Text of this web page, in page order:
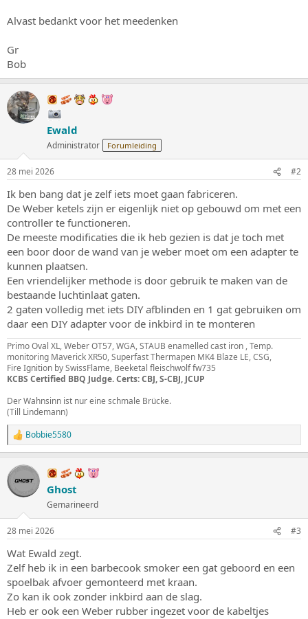
Alvast bedankt voor het meedenken
Gr
Bob
Ewald
Administrator Forumleiding
28 mei 2026 #2
Ik ben bang dat je zelf iets moet gaan fabriceren.
De Weber ketels zijn er eigenlijk niet op gebouwd om met een
controller te functioneren.
De meeste modificaties die ik heb gezien is dat je toch met
een boor door de wand van je weber moet om een adapter te
kunnen plaatsen.
Een vriendelijker methode is door gebruik te maken van de
bestaande luchtinlaat gaten.
2 gaten volledig met iets DIY afblinden en 1 gat gebruiken om
daar een DIY adapter voor de inkbird in te monteren
Primo Oval XL, Weber OT57, WGA, STAUB enamelled cast iron , Temp.
monitoring Maverick XR50, Superfast Thermapen MK4 Blaze LE, CSG,
Fire Ignition by SwissFlame, Beeketal fleischwolf fw735
KCBS Certified BBQ Judge. Certs: CBJ, S-CBJ, JCUP
Der Wahnsinn ist nur eine schmale Brücke.
(Till Lindemann)
W
a
r
d
e
i
n
g
e
n
:
Bobbie5580
Ghost
Gemarineerd
28 mei 2026 #3
Wat Ewald zegt.
Zelf heb ik in een barbecook smoker een gat geboord en een
spoelbak afvoer gemonteerd met kraan.
Zo kan ik ook zonder inkbird aan de slag.
Heb er ook een Weber rubber ingezet voor de kabeltjes